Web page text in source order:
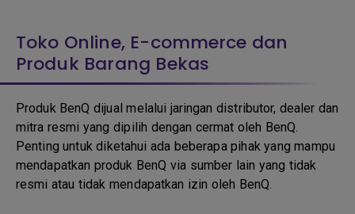
Toko Online, E-commerce dan
Produk Barang Bekas
Produk BenQ dijual melalui jaringan distributor, dealer dan
mitra resmi yang dipilih dengan cermat oleh BenQ.
Penting untuk diketahui ada beberapa pihak yang mampu
mendapatkan produk BenQ via sumber lain yang tidak
resmi atau tidak mendapatkan izin oleh BenQ.